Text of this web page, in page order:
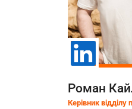
Роман
Керівник відділу